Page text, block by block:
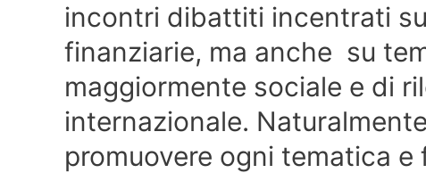
incontri dibattiti incentrati
finanziarie, ma anche su
maggiormente sociale e di
internazionale. Naturalmente
promuovere ogni tematica